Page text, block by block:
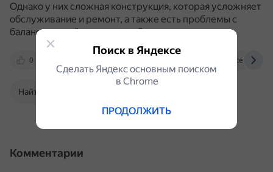
Однако у них сложная конструкция, которая усложняет
обслуживание и ремонт, а также есть проблемы с
балансировкой и сильная вибрация.
0 service-vao.ru
Найти в Поиске
Комментарии
Поиск в Яндексе
Сделать Яндекс основным поиском
в Сhrome
ПРОДОЛЖИТЬ